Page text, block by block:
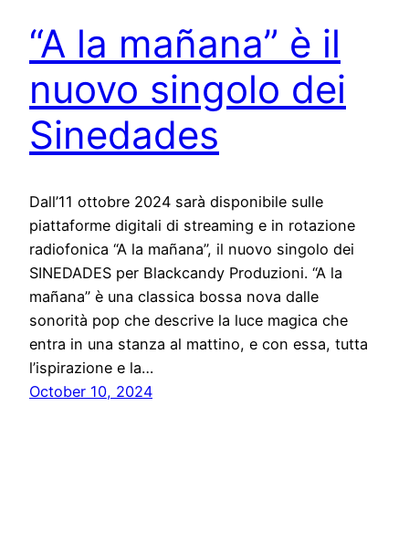
“A la mañana” è il
nuovo singolo dei
Sinedades
Dall’11 ottobre 2024 sarà disponibile sulle
piattaforme digitali di streaming e in rotazione
radiofonica “A la mañana”, il nuovo singolo dei
SINEDADES per Blackcandy Produzioni. “A la
mañana” è una classica bossa nova dalle
sonorità pop che descrive la luce magica che
entra in una stanza al mattino, e con essa, tutta
l’ispirazione e la…
October 10, 2024